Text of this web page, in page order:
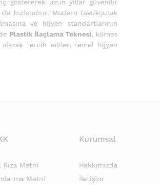
göstererek uzun yıllar güvenilir
hızlandırır. Modern tavukçuluk
ve hijyen standartlarının
Plastik İlaçlama Teknesi, kümes
olarak tercih edilen temel hijyen
Rıza Metni
Metni
Kurumsal
Hakkımızda
İletişim